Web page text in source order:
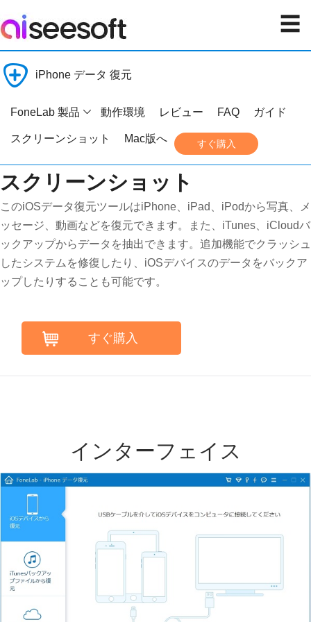
☰
iPhone データ 復元
FoneLab 製品 動作環境 レビュー FAQ ガイド
スクリーンショット Mac版へ すぐ購入
FoneLab iPhone データ 復元の
スクリーンショット
このiOSデータ復元ツールはiPhone、iPad、iPodから写真、メ
ッセージ、動画などを復元できます。また、iTunes、iCloudバ
ックアップからデータを抽出できます。追加機能でクラッシュ
したシステムを修復したり、iOSデバイスのデータをバックア
ップしたりすることも可能です。
すぐ購入
インターフェイス